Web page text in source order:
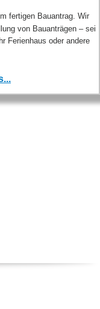
fertigen Bauantrag. Wir
von Bauanträgen – sei
Ferienhaus oder andere